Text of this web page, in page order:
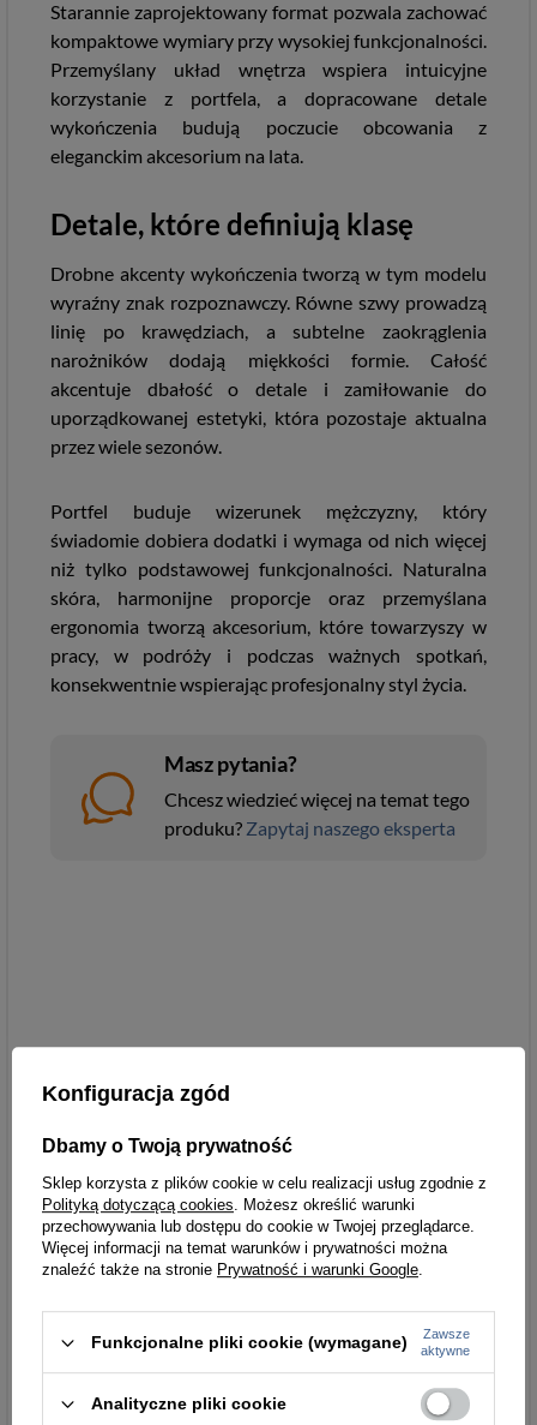
Starannie zaprojektowany format pozwala zachować
kompaktowe wymiary przy wysokiej funkcjonalności.
Przemyślany układ wnętrza wspiera intuicyjne
korzystanie z portfela, a dopracowane detale
wykończenia budują poczucie obcowania z
eleganckim akcesorium na lata.
Detale, które definiują klasę
Drobne akcenty wykończenia tworzą w tym modelu
wyraźny znak rozpoznawczy. Równe szwy prowadzą
linię po krawędziach, a subtelne zaokrąglenia
narożników dodają miękkości formie. Całość
akcentuje dbałość o detale i zamiłowanie do
uporządkowanej estetyki, która pozostaje aktualna
przez wiele sezonów.
Portfel buduje wizerunek mężczyzny, który
świadomie dobiera dodatki i wymaga od nich więcej
niż tylko podstawowej funkcjonalności. Naturalna
skóra, harmonijne proporcje oraz przemyślana
ergonomia tworzą akcesorium, które towarzyszy w
pracy, w podróży i podczas ważnych spotkań,
konsekwentnie wspierając profesjonalny styl życia.
Masz pytania?
Chcesz wiedzieć więcej na temat tego
produku? Zapytaj naszego eksperta
Konfiguracja zgód
Dbamy o Twoją prywatność
Sklep korzysta z plików cookie w celu realizacji usług zgodnie z
Polityką dotyczącą cookies. Możesz określić warunki
przechowywania lub dostępu do cookie w Twojej przeglądarce.
Więcej informacji na temat warunków i prywatności można
znaleźć także na stronie Prywatność i warunki Google.
Funkcjonalne pliki cookie (wymagane)
Zawsze
aktywne
Analityczne pliki cookie